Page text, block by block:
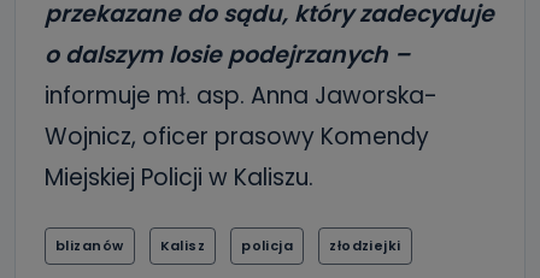
przekazane do sądu, który zadecyduje
o dalszym losie podejrzanych –
informuje mł. asp. Anna Jaworska-
Wojnicz, oficer prasowy Komendy
Miejskiej Policji w Kaliszu.
blizanów Kalisz policja złodziejki